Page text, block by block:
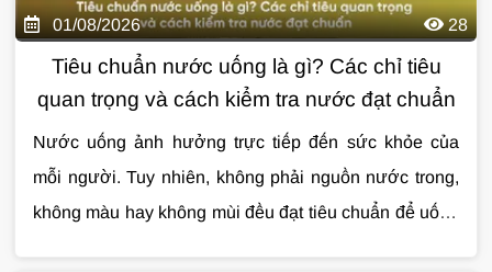
01/08/2026 28
Tiêu chuẩn nước uống là gì? Các chỉ tiêu
quan trọng và cách kiểm tra nước đạt chuẩn
Nước uống ảnh hưởng trực tiếp đến sức khỏe của
mỗi người. Tuy nhiên, không phải nguồn nước trong,
không màu hay không mùi đều đạt tiêu chuẩn để uống